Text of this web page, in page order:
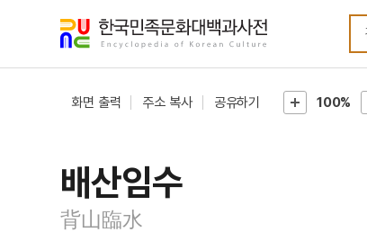
화면 출력 주소 복사 공유하기 100%
배산임수
背山臨水